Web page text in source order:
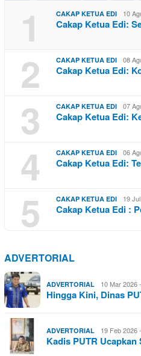
1 CAKAP KETUA EDI 10
Cakap Ketua Edi:
2 CAKAP KETUA EDI 08
Cakap Ketua Edi:
3 CAKAP KETUA EDI 07
Cakap Ketua Edi:
4 CAKAP KETUA EDI 06
Cakap Ketua Edi:
5 CAKAP KETUA EDI 19
Cakap Ketua Edi :
ADVERTORIAL
ADVERTORIAL 10 Mar 2026
Hingga Kini, Dinas
ADVERTORIAL 19 Feb 2026
Kadis PUTR